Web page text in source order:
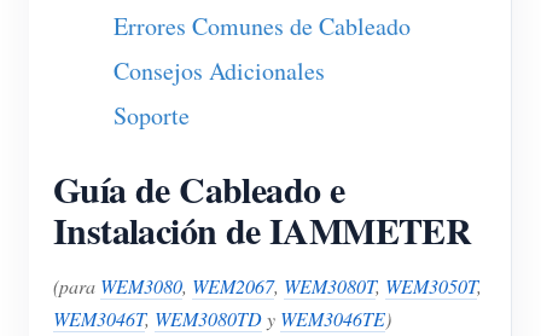
Errores Comunes de Cableado
Consejos Adicionales
Soporte
Guía de Cableado e
Instalación de IAMMETER
(para WEM3080, WEM2067, WEM3080T, WEM3050T,
WEM3046T, WEM3080TDy WEM3046TE)